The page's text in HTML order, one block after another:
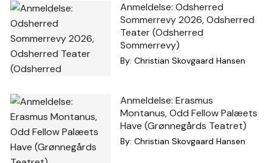
Anmeldelse: Odsherred
Sommerrevy 2026, Odsherred
Teater (Odsherred
Sommerrevy)
By: Christian Skovgaard Hansen
Anmeldelse: Erasmus
Montanus, Odd Fellow Palæets
Have (Grønnegårds Teatret)
By: Christian Skovgaard Hansen